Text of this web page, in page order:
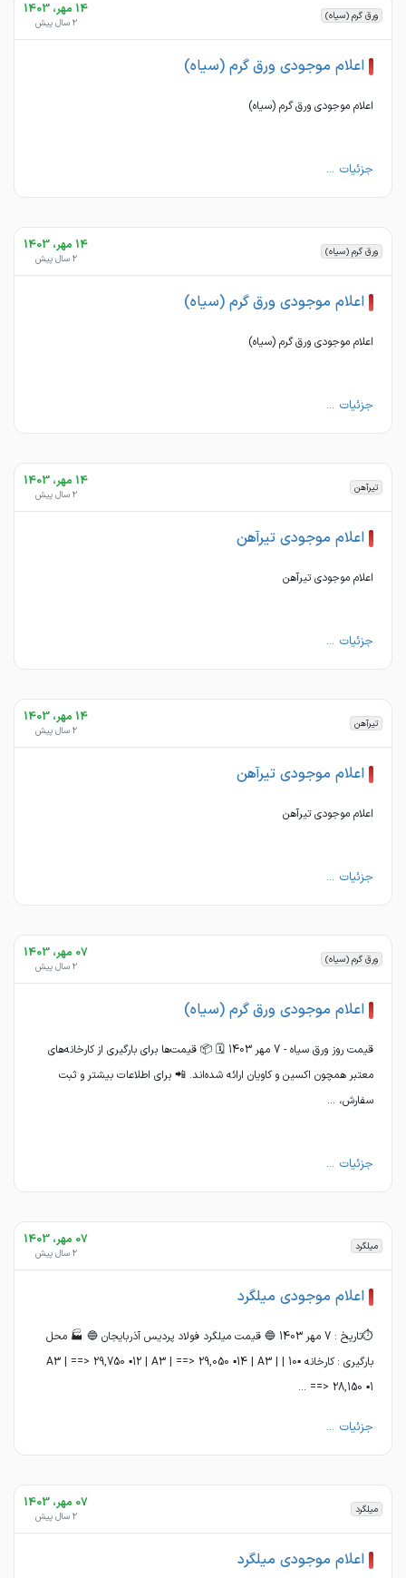
ورق گرم (سیاه) 14 مهر، 1403
2 سال پیش
اعلام موجودی ورق گرم (سیاه)
اعلام موجودی ورق گرم (سیاه)
جزئیات ...
ورق گرم (سیاه) 14 مهر، 1403
2 سال پیش
اعلام موجودی ورق گرم (سیاه)
اعلام موجودی ورق گرم (سیاه)
جزئیات ...
تیرآهن 14 مهر، 1403
2 سال پیش
اعلام موجودی تیرآهن
اعلام موجودی تیرآهن
جزئیات ...
تیرآهن 14 مهر، 1403
2 سال پیش
اعلام موجودی تیرآهن
اعلام موجودی تیرآهن
جزئیات ...
ورق گرم (سیاه) 07 مهر، 1403
2 سال پیش
اعلام موجودی ورق گرم (سیاه)
قیمت روز ورق سیاه - 7 مهر 1403 🗓 📦 قیمت‌ها برای بارگیری از کارخانه‌های
معتبر همچون اکسین و کاویان ارائه شده‌اند. 📲 برای اطلاعات بیشتر و ثبت
سفارش، ...
جزئیات ...
میلگرد 07 مهر، 1403
2 سال پیش
اعلام موجودی میلگرد
⏱تاریخ : 7 مهر 1403 🔵 قیمت میلگرد فولاد پردیس آذربایجان 🔵 🏭 محل
بارگیری : کارخانه ▪️10 | A3 | ==> 29,750 ▪️12 | A3 | ==> 29,050 ▪️14 | A3 |
==> 28,150 ▪️1 ...
جزئیات ...
میلگرد 07 مهر، 1403
2 سال پیش
اعلام موجودی میلگرد